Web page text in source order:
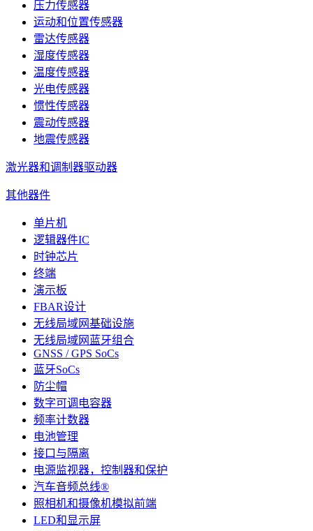
压力传感器
运动和位置传感器
雷达传感器
湿度传感器
温度传感器
光电传感器
惯性传感器
震动传感器
地震传感器
激光器和调制器驱动器
其他器件
单片机
逻辑器件IC
时钟芯片
终端
演示板
FBAR设计
无线局域网基础设施
无线局域网蓝牙组合
GNSS / GPS SoCs
蓝牙SoCs
防尘帽
数字可调电容器
频率计数器
电池管理
接口与隔离
电源监视器，控制器和保护
汽车音频总线®
照相机和摄像机模拟前端
LED和显示屏